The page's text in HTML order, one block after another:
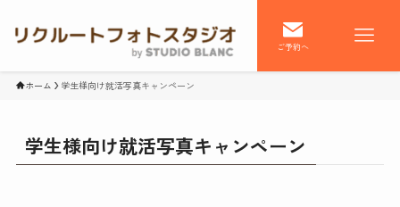
ご予約へ
ホーム 学生様向け就活写真キャンペーン
学生様向け就活写真キャンペーン